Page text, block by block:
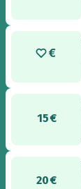
15 €
20 €